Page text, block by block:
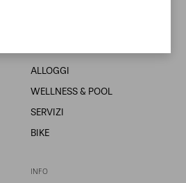
ALLOGGI
WELLNESS & POOL
SERVIZI
BIKE
INFO